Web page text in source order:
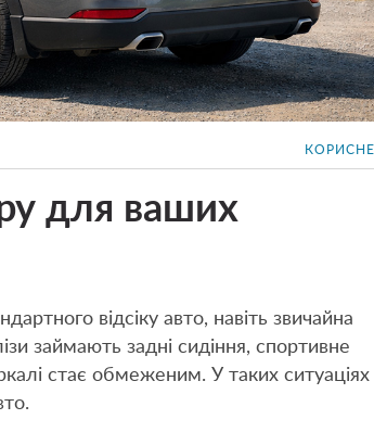
КОРИСНЕ
для ваших
відсіку авто, навіть звичайна
займають задні сидіння, спортивне
стає обмеженим. У таких ситуаціях